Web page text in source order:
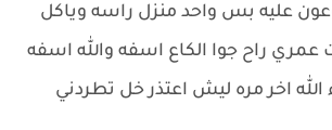
عليه بس واحد منزل راسه وياكل
عمري راح جوا الكاع اسفه والله اسفه
اخر مره ليش اعتذر خل تطردني